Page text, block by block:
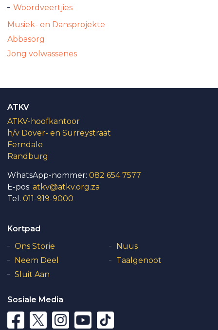
Woordveertjies
Musiek- en Dansprojekte
Abbasorg
Jong volwassenes
ATKV
ATKV-hoofkantoor
h/v Dover- en Surreystraat
Ferndale
Randburg
WhatsApp-nommer: 082 654 7577
E-pos: atkv@atkv.org.za
Tel. 011-919-9000
Kortpad
Ons Storie
Nuus
Neem Deel
Taalgenoot
Sluit Aan
Sosiale Media